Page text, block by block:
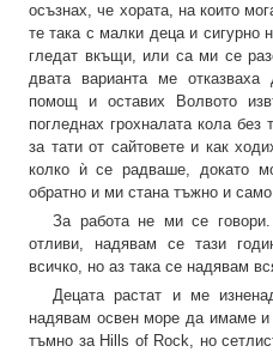
осъзнах, че хората, на които
те така с малки деца и сигурно
гледат вкъщи, или са ми се
двата варианта ме
помощ и оставих Волвото
погледнах грохналата кола без
за тати от сайтовете и как
колко ѝ се радваше, докато
обратно и ми стана тъжно и
За работа не ми се
отливи, надявам се тази
всичко, но аз така се надявам
Децата растат и ме
надявам освен море да имаме
тъмно за Hills of Rock, но